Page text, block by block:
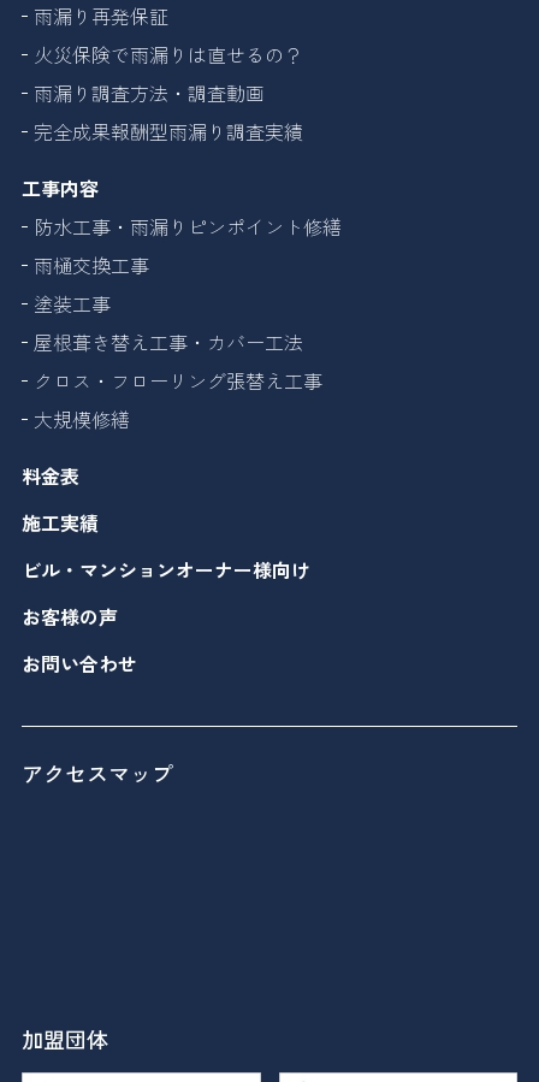
雨漏り再発保証
火災保険で雨漏りは直せるの？
雨漏り調査方法・調査動画
完全成果報酬型雨漏り調査実績
工事内容
防水工事・雨漏りピンポイント修繕
雨樋交換工事
塗装工事
屋根葺き替え工事・カバー工法
クロス・フローリング張替え工事
大規模修繕
料金表
施工実績
ビル・マンションオーナー様向け
お客様の声
お問い合わせ
アクセスマップ
加盟団体